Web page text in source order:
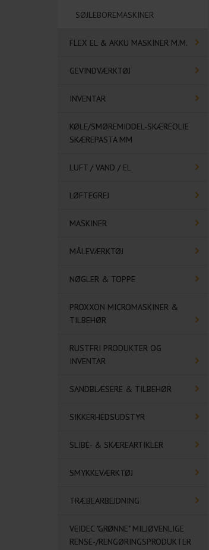
SØJLEBOREMASKINER
FLEX EL & AKKU MASKINER M.M.
GEVINDVÆRKTØJ
INVENTAR
KØLE/SMØREMIDDEL-SKÆREOLIE
SKÆREPASTA MM
LUFT / VAND / EL
LØFTEGREJ
MASKINER
MÅLEVÆRKTØJ
NØGLER & TOPPE
PROXXON MICROMASKINER &
TILBEHØR
RUSTFRI PRODUKTER OG
INVENTAR
SANDBLÆSERE & TILBEHØR
SIKKERHEDSUDSTYR
SLIBE- & SKÆREARTIKLER
SMYKKEVÆRKTØJ
TRÆBEARBEJDNING
VEIDEC "GRØNNE" MILJØVENLIGE
RENSE-/RENGØRINGSPRODUKTER